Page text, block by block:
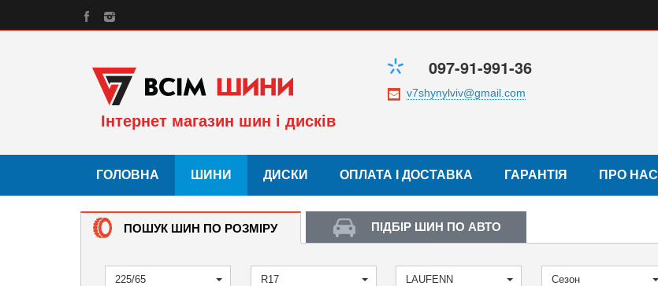
Інтернет магазин шин і дисків
097-91-991-36
ГОЛОВНА ШИНИ ДИСКИ ОПЛАТА І ДОСТАВКА ГАРАНТІЯ ПРО НАС
ПОШУК ШИН ПО РОЗМІРУ ПІДБІР ШИН ПО АВТО
225/65 R17 LAUFENN Сезон